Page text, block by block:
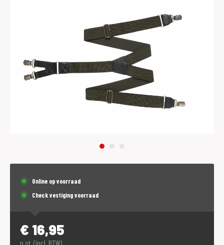
Online op voorraad
Check vestiging voorraad
€ 16,95
p.st. (incl. BTW)